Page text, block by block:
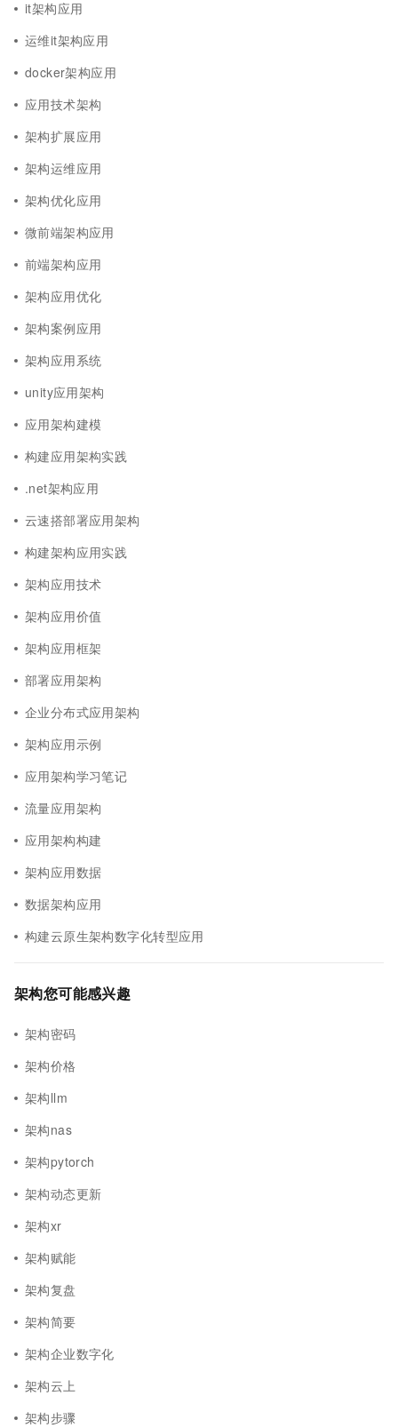
it架构应用
运维it架构应用
docker架构应用
应用技术架构
架构扩展应用
架构运维应用
架构优化应用
微前端架构应用
前端架构应用
架构应用优化
架构案例应用
架构应用系统
unity应用架构
应用架构建模
构建应用架构实践
.net架构应用
云速搭部署应用架构
构建架构应用实践
架构应用技术
架构应用价值
架构应用框架
部署应用架构
企业分布式应用架构
架构应用示例
应用架构学习笔记
流量应用架构
应用架构构建
架构应用数据
数据架构应用
构建云原生架构数字化转型应用
架构您可能感兴趣
架构密码
架构价格
架构llm
架构nas
架构pytorch
架构动态更新
架构xr
架构赋能
架构复盘
架构简要
架构企业数字化
架构云上
架构步骤